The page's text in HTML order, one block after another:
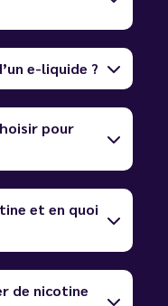
e-liquide ?
pour
et en quoi
de nicotine